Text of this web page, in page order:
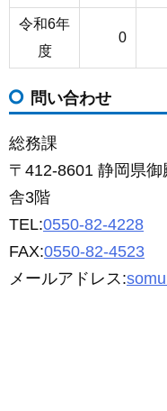
令和6年
度
0
問い合わせ
総務課
〒412-8601 静岡県
舎3階
TEL:0550-82-4228
FAX:0550-82-4523
メールアドレス: